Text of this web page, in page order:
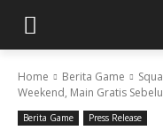
Home Berita Game
Weekend, Main Gratis
Berita Game Press Release